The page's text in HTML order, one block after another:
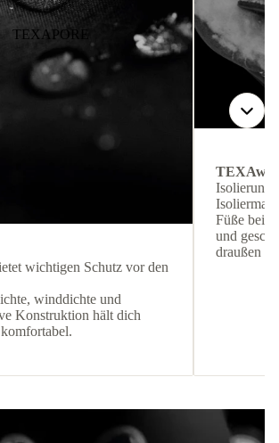
TEXAPORE
wichtigen Schutz vor den
winddichte und
Konstruktion hält dich
Isolierung
Füße bei
und
draußen